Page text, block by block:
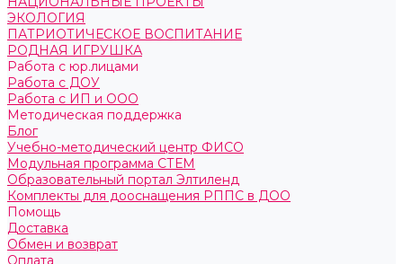
ЭКОЛОГИЯ
ПАТРИОТИЧЕСКОЕ ВОСПИТАНИЕ
РОДНАЯ ИГРУШКА
Работа с юр.лицами
Работа с ДОУ
Работа с ИП и ООО
Методическая поддержка
Блог
Учебно-методический центр ФИСО
Модульная программа СТЕМ
Образовательный портал Элтиленд
Комплекты для дооснащения РППС в ДОО
Помощь
Доставка
Обмен и возврат
Оплата